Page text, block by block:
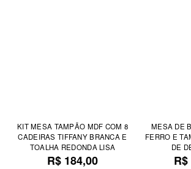
KIT MESA TAMPÃO MDF COM 8
CADEIRAS TIFFANY BRANCA E
TOALHA REDONDA LISA
R$ 184,00
MESA DE
FERRO E
DE